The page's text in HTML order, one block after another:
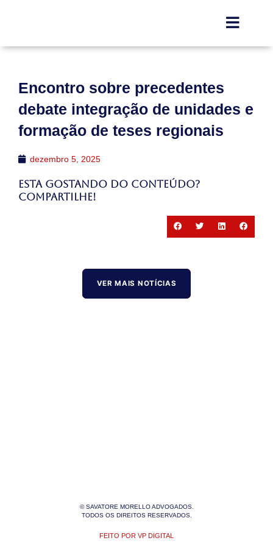
Encontro sobre precedentes
debate integração de unidades e
formação de teses regionais
dezembro 5, 2025
Esta gostando do conteúdo?
Compartilhe!
VER MAIS NOTÍCIAS
© SAVATORE MORELLO ADVOGADOS.
TODOS OS DIREITOS RESERVADOS.
FEITO POR VP DIGITAL